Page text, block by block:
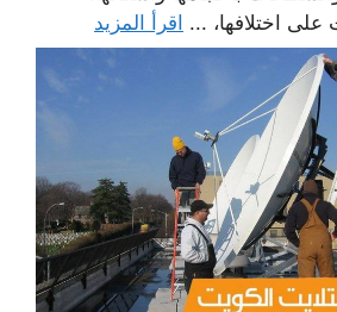
على اختلافها، ... اقرأ المزيد